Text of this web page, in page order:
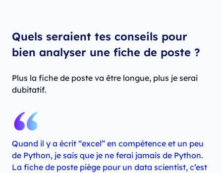
Quels seraient tes conseils pour
bien analyser une fiche de poste ?
Plus la fiche de poste va être longue, plus je serai
dubitatif.
Quand il y a écrit “excel” en compétence et un peu
de Python, je sais que je ne ferai jamais de Python.
La fiche de poste piège pour un data scientist, c’est